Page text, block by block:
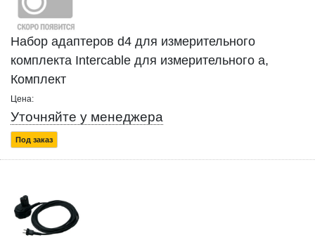
Набор адаптеров d4 для измерительного
комплекта Intercable для измерительного а,
Комплект
Цена:
Уточняйте у менеджера
Под заказ